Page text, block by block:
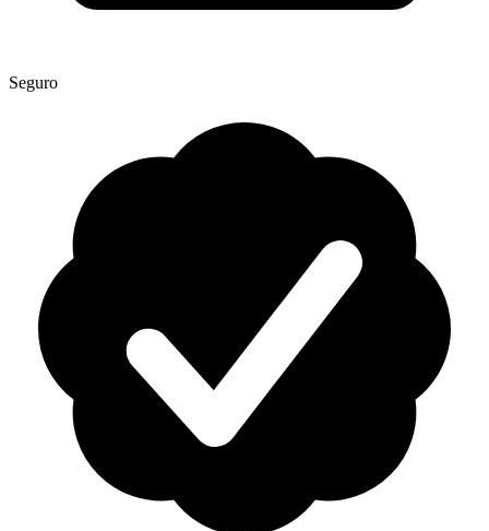
Seguro